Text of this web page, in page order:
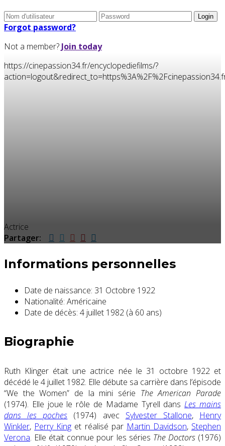
Forgot password?
Not a member? Join today
https://cinepassion34.fr/encyclopediefilms/?
Actrice
Partager:
Informations personnelles
Date de naissance: 31 Octobre 1922
Nationalité: Américaine
Date de décès: 4 juillet 1982 (à 60 ans)
Biographie
Ruth Klinger était une actrice née le 31 octobre 1922 et
décédé le 4 juillet 1982. Elle débute sa carrière dans l’épisode
“We the Women” de la mini série The American Parade
(1974). Elle joue le rôle de Madame Tyrell dansLes mains
dans les poches (1974) avec Sylvester Stallone, Henry
Winkler, Perry King et réalisé par Martin Davidson, Stephen
Verona. Elle était connue pour les séries The Doctors(1976)